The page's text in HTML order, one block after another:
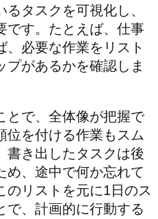
タスクを可視化し、
です。たとえば、仕事
、必要な作業をリスト
プがあるかを確認しま
とで、全体像が把握で
位を付ける作業もスム
書き出したタスクは後
め、途中で何か忘れて
のリストを元に1日のス
で、計画的に行動する